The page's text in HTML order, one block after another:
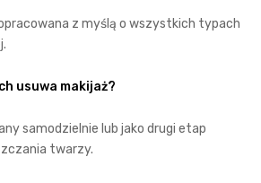
opracowana z myślą o wszystkich typach
usuwa makijaż?
samodzielnie lub jako drugi etap
twarzy.